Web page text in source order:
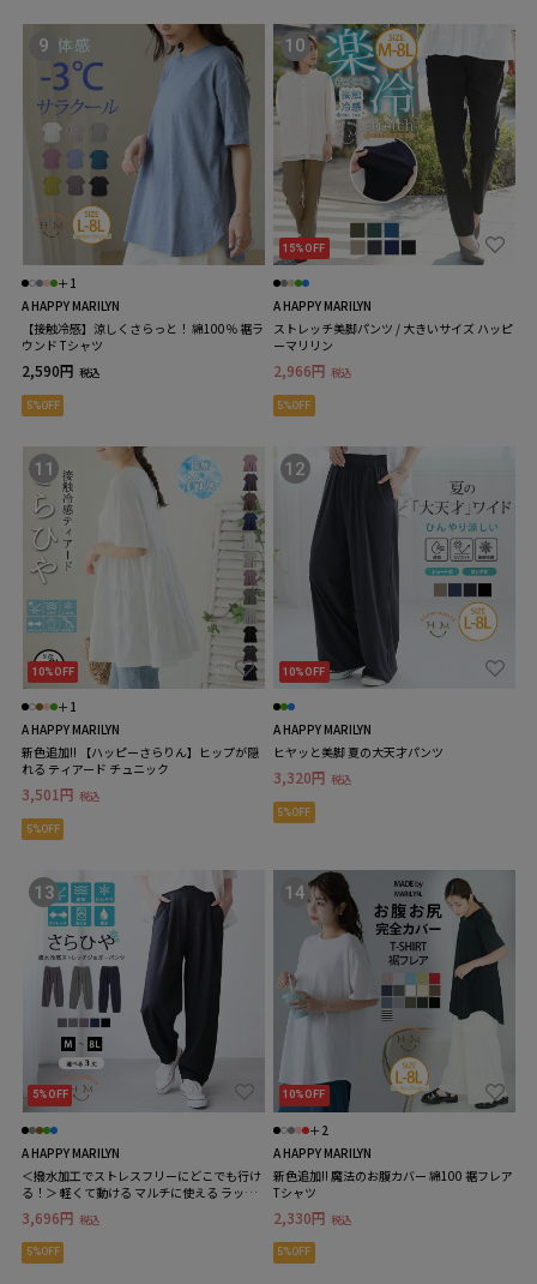
9
＋1
A HAPPY MARILYN
【接触冷感】涼しくさらっと！ 綿100％ 裾ラ
ウンド Tシャツ
2,590円 税込
5%OFF
15%OFF
10
A HAPPY MARILYN
ストレッチ美脚パンツ / 大きいサイズ ハッピ
ーマリリン
2,966円 税込
5%OFF
10%OFF
11
＋1
A HAPPY MARILYN
新色追加!! 【ハッピーさらりん】ヒップが隠
れる ティアード チュニック
3,501円 税込
5%OFF
10%OFF
12
A HAPPY MARILYN
ヒヤッと美脚 夏の大天才パンツ
3,320円 税込
5%OFF
5%OFF
13
A HAPPY MARILYN
＜撥水加工でストレスフリーにどこでも行け
る！＞ 軽くて動ける マルチに使える ラッシ
ュガード テーパードパンツ
3,696円 税込
5%OFF
10%OFF
14
＋2
A HAPPY MARILYN
新色追加!! 魔法のお腹カバー 綿100 裾フレア
Tシャツ
2,330円 税込
5%OFF